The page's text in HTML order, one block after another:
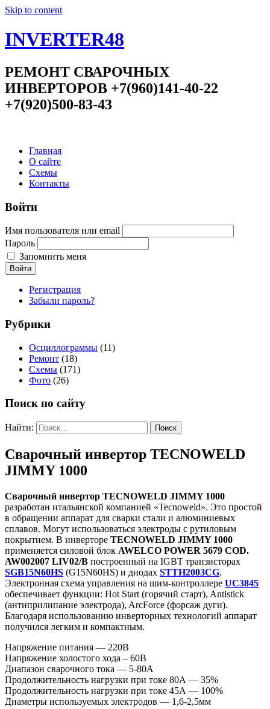
Skip to content
INVERTER48
РЕМОНТ СВАРОЧНЫХ
ИНВЕРТОРОВ +7(960)141-40-22
+7(920)500-83-43
Главная
О сайте
Схемы
Контакты
Войти
Имя пользователя или email
Пароль
Запомнить меня
Войти
Регистрация
Забыли пароль?
Рубрики
Осциллограммы (11)
Ремонт (18)
Схемы (171)
Фото (26)
Поиск по сайту
Найти:
Сварочный инвертор TECNOWELD
JIMMY 1000
Сварочный инвертор TECNOWELD JIMMY 1000
разработан итальянской компанией «Tecnoweld». Это простой
в обращении аппарат для сварки стали и алюминиевых
сплавов. Могут использоваться электроды с рутиловым
покрытием. В инверторе TECNOWELD JIMMY 1000
применяется силовой блок AWELCO POWER 5679 COD.
AW002007 LIV02/B построенный на IGBT транзисторах
SGB15N60HS (G15N60HS) и диодах STTH2003CG.
Электронная схема управления на шим-контроллере UC3845
обеспечивает функции: Hot Start (горячий старт), Antistick
(антиприлипание электрода), ArcForce (форсаж дуги).
Благодаря использованию инверторных технологий аппарат
получился легким и компактным.
Напряжение питания — 220В
Напряжение холостого хода – 60В
Диапазон сварочного тока — 5-80А
Продолжительность нагрузки при токе 80А — 35%
Продолжительность нагрузки при токе 45А — 100%
Диаметры используемых электродов — 1,6-2,5мм